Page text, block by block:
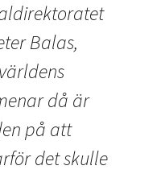
Balas,
då är
på att
det skulle